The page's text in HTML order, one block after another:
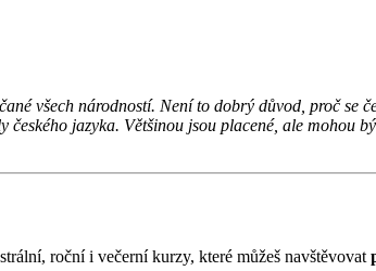
všech národností. Není to dobrý důvod, proč se
jazyka. Většinou jsou placené, ale mohou
roční i večerní kurzy, které můžeš navštěvovat